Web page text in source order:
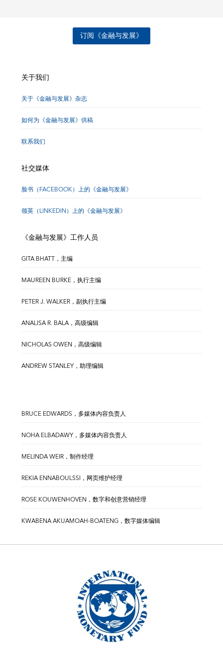
订阅《金融与发展》
关于我们
关于《金融与发展》杂志
如何为《金融与发展》供稿
联系我们
社交媒体
脸书（FACEBOOK）上的《金融与发展》
领英（LINKEDIN）上的《金融与发展》
《金融与发展》工作人员
GITA BHATT，主编
MAUREEN BURKE，执行主编
PETER J. WALKER，副执行主编
ANALISA R. BALA，高级编辑
NICHOLAS OWEN，高级编辑
ANDREW STANLEY，助理编辑
BRUCE EDWARDS，多媒体内容负责人
NOHA ELBADAWY，多媒体内容负责人
MELINDA WEIR，制作经理
REKIA ENNABOULSSI，网页维护经理
ROSE KOUWENHOVEN，数字和创意营销经理
KWABENA AKUAMOAH-BOATENG，数字媒体编辑